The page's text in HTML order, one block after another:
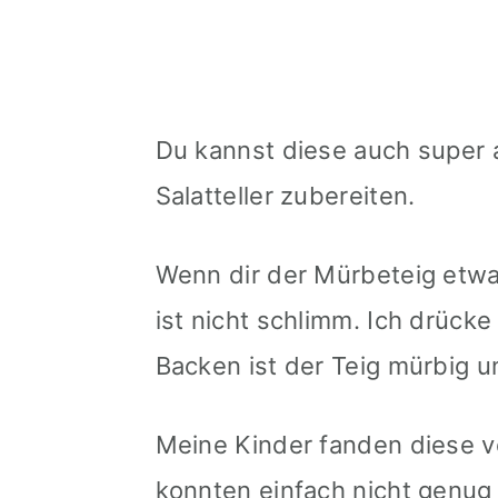
Du kannst diese auch super
Salatteller zubereiten.
Wenn dir der Mürbeteig
ist nicht schlimm. Ich
Backen ist der Teig mürbig
Meine Kinder fanden diese
konnten einfach nicht